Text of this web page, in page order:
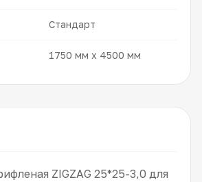
Стандарт
1750 мм x 4500 мм
ZIGZAG 25*25-3,0 для